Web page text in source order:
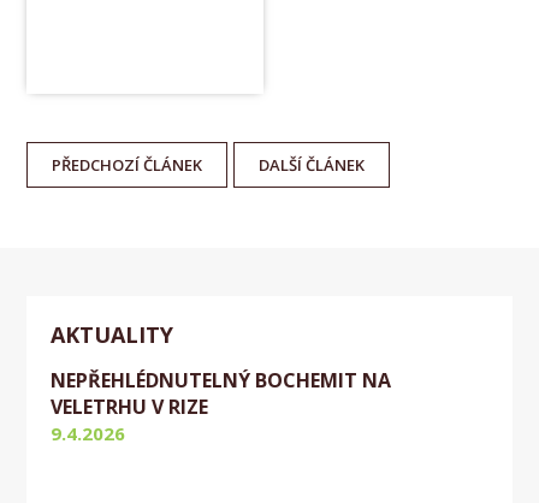
PŘEDCHOZÍČLÁNEK DALŠÍČLÁNEK
AKTUALITY
NEPŘEHLÉDNUTELNÝ BOCHEMIT NA
VELETRHU V RIZE
9.4.2026